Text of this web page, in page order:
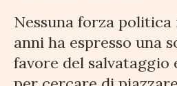
Nessuna forza
anni ha espresso una
favore del salvataggio